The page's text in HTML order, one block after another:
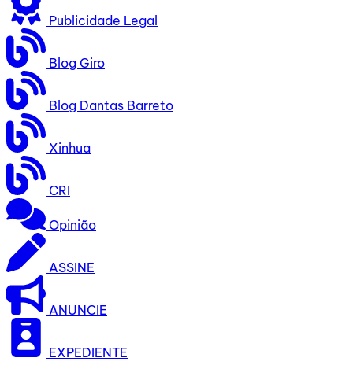
Publicidade Legal
Blog Giro
Blog Dantas Barreto
Xinhua
CRI
Opinião
ASSINE
ANUNCIE
EXPEDIENTE